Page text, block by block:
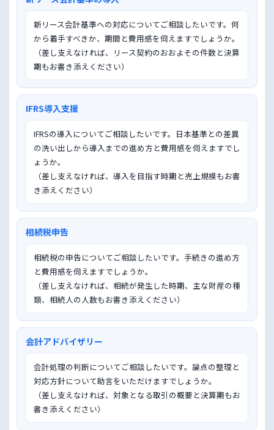
新リース会計基準への対応についてご相談したいです。何
から着手すべきか、期間と費用感を伺えますでしょうか。
（差し支えなければ、リース契約のおおよその件数と決算
期もお書き添えください）
IFRS導入支援
IFRSの導入についてご相談したいです。日本基準との差異
の洗い出しから導入までの進め方と費用感を伺えますでし
ょうか。
（差し支えなければ、導入を目指す時期と売上規模もお書
き添えください）
相続税申告
相続税の申告についてご相談したいです。手続きの進め方
と費用感を伺えますでしょうか。
（差し支えなければ、相続が発生した時期、主な財産の種
類、相続人の人数もお書き添えください）
会計アドバイザリー
会計処理の判断についてご相談したいです。論点の整理と
対応方針について助言をいただけますでしょうか。
（差し支えなければ、対象となる取引の概要と決算期もお
書き添えください）